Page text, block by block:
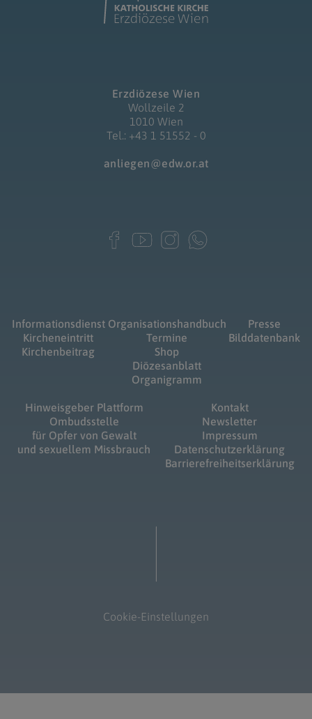
Erzdiözese Wien
Wollzeile 2
1010 Wien
Tel.: +43 1 51552 - 0
anliegen@edw.or.at
Informationsdienst
Kircheneintritt
Kirchenbeitrag
Organisationshandbuch
Termine
Shop
Diözesanblatt
Organigramm
Presse
Bilddatenbank
Hinweisgeber Plattform
Ombudsstelle
für Opfer von Gewalt
und sexuellem Missbrauch
Kontakt
Newsletter
Impressum
Datenschutzerklärung
Barrierefreiheitserklärung
Cookie-Einstellungen